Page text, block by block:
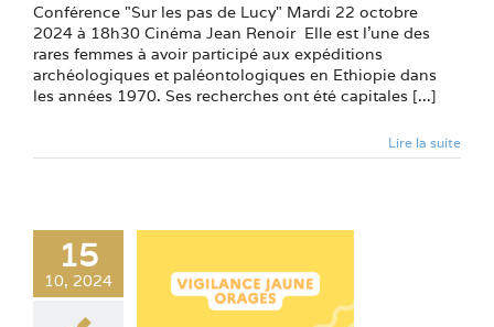
Conférence "Sur les pas de Lucy" Mardi 22 octobre
2024 à 18h30 Cinéma Jean Renoir Elle est l’une des
rares femmes à avoir participé aux expéditions
archéologiques et paléontologiques en Ethiopie dans
les années 1970. Ses recherches ont été capitales [...]
Lire la suite
15
10, 2024